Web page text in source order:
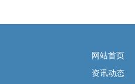
网站首页
资讯动态